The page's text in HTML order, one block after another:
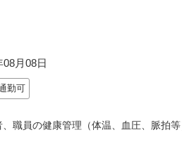
08月08日
勤可
職員の健康管理（体温、血圧、脈拍